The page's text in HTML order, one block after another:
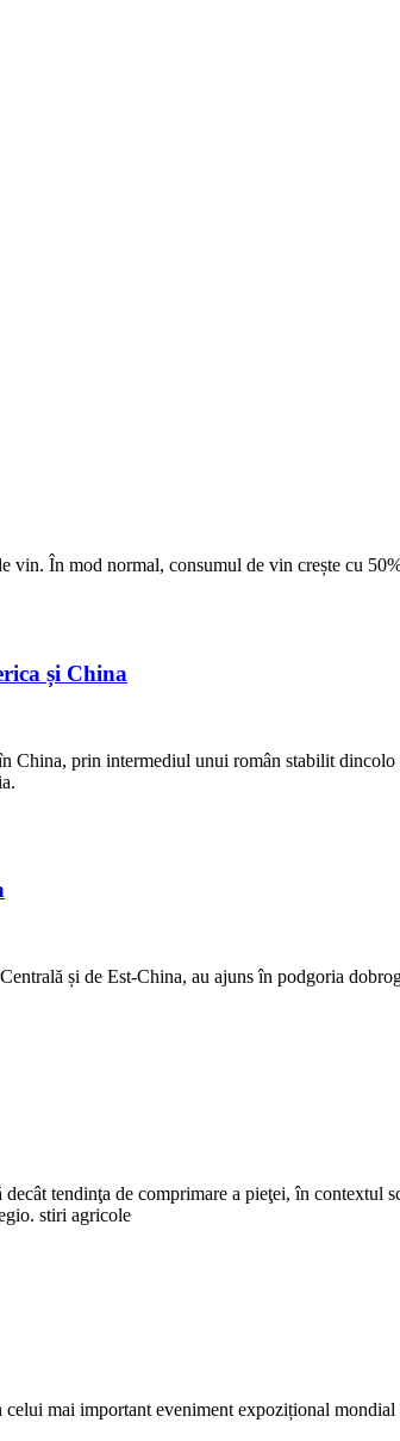
În mod normal, consumul de vin crește cu
și China
prin intermediul unui român stabilit
și de Est-China, au ajuns în podgoria
tendinţa de comprimare a pieţei, în
stiri agricole
mai important eveniment expozițional